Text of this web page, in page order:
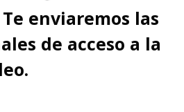
enviaremos las
de acceso a la